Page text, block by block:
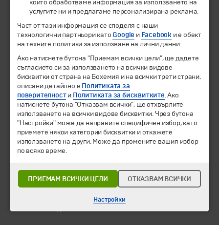
© 1994-2026 Бохемия ООД.Всички права запазени.
Екскурзии и почивки
Направления
Календар
Всички програми от А до Я
Промоции
Потвърдени дати
Празници
Оферта на деня
които обработваме информация за използването на
услугите ни и предлагаме персонализирана реклама.
Част от тази информация се споделя с наши
технологични партньори като Google и Facebook и е обект
на техните политики за използване на лични данни.
Ако натиснете бутона "Приемам всички цели", ще дадете
съгласието си за използването на всички видове
бисквитки от страна на Бохемия и на всички трети страни,
описани детайлно в Политиката за
поверителности Политиката за бисквитките. Ако
натиснете бутона "Отказвам всички", ще отхвърлите
използването на всички видове бисквитки. Чрез бутона
"Настройки" може да направите специфичен избор, като
приемете някои категории бисквитки и откажете
използването на други. Може да промените вашия избор
по всяко време.
ПРИЕМАМ ВСИЧКИ ЦЕЛИ ОТКАЗВАМ ВСИЧКИ
Настройки